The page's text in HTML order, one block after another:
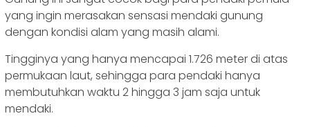
yang ingin merasakan sensasi mendaki gunung
dengan kondisi alam yang masih alami.
Tingginya yang hanya mencapai 1.726 meter di atas
permukaan laut, sehingga para pendaki hanya
membutuhkan waktu 2 hingga 3 jam saja untuk
mendaki.